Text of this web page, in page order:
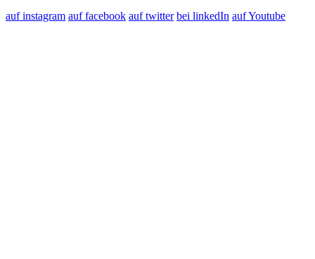
auf instagram auf facebook auf twitter bei linkedIn auf Youtube